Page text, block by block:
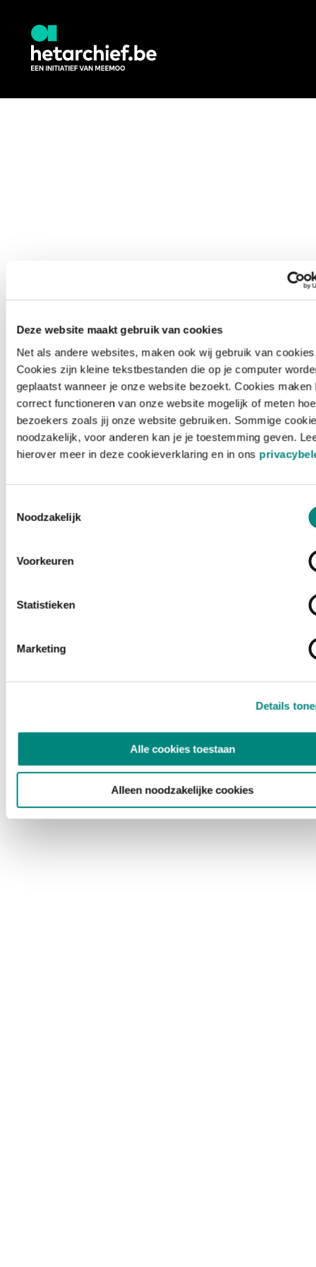
Deze website maakt gebruik van cookies
Net als andere websites, maken ook wij gebruik van
Cookies zijn kleine tekstbestanden die op je computer
geplaatst wanneer je onze website bezoekt. Cookies maken
correct functioneren van onze website mogelijk of meten hoe
bezoekers zoals jij onze website gebruiken. Sommige
noodzakelijk, voor anderen kan je je toestemming geven.
hierover meer in deze cookieverklaring en in ons
Noodzakelijk
Voorkeuren
Statistieken
Marketing
Details
Alle cookies toestaan
Alleen noodzakelijke cookies